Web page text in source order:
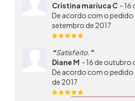
Cristina mariuca C - 16
De acordo com o pedido
setembro de 2017
Satisfeito.
Diane M - 16 de outubro
De acordo com o pedido
de 2017